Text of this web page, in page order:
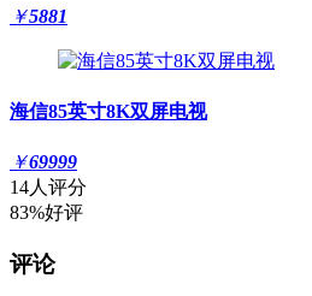
￥5881
海信85英寸8K双屏电视
￥69999
14人评分
83%好评
评论